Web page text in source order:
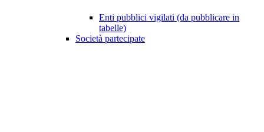
Enti pubblici vigilati (da pubblicare in
tabelle)
Società partecipate